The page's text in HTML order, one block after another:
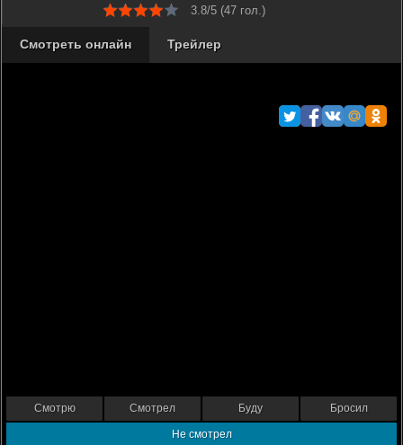
3.8/5 (47 гол.)
Смотреть онлайн Трейлер
Смотрю Смотрел Буду Бросил
Не смотрел